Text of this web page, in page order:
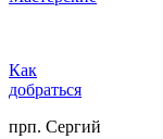
Как
добраться
прп. Сергий